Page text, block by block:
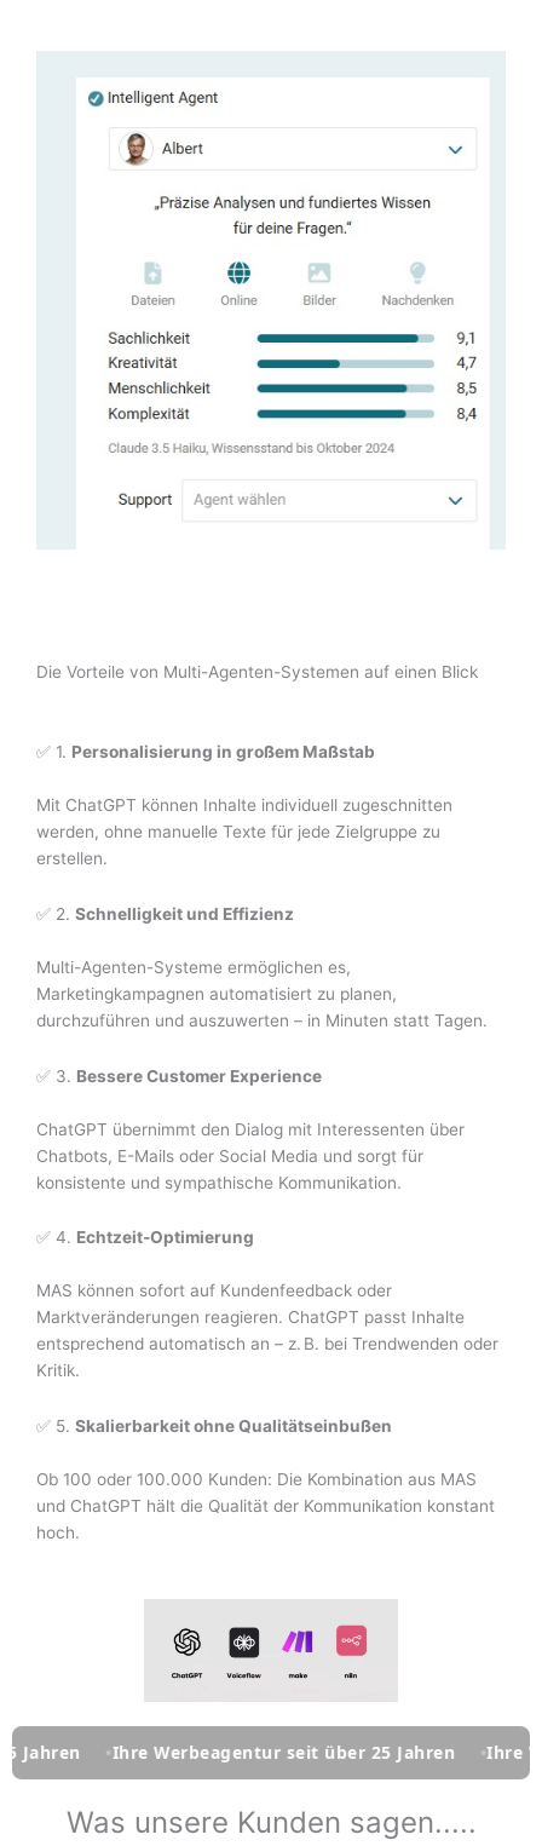
Die Vorteile von Multi-Agenten-Systemen auf einen Blick
✅ 1. Personalisierung in großem Maßstab
Mit ChatGPT können Inhalte individuell zugeschnitten
werden, ohne manuelle Texte für jede Zielgruppe zu
erstellen.
✅ 2. Schnelligkeit und Effizienz
Multi-Agenten-Systeme ermöglichen es,
Marketingkampagnen automatisiert zu planen,
durchzuführen und auszuwerten – in Minuten statt Tagen.
✅ 3. Bessere Customer Experience
ChatGPT übernimmt den Dialog mit Interessenten über
Chatbots, E-Mails oder Social Media und sorgt für
konsistente und sympathische Kommunikation.
✅ 4. Echtzeit-Optimierung
MAS können sofort auf Kundenfeedback oder
Marktveränderungen reagieren. ChatGPT passt Inhalte
entsprechend automatisch an – z. B. bei Trendwenden oder
Kritik.
✅ 5. Skalierbarkeit ohne Qualitätseinbußen
Ob 100 oder 100.000 Kunden: Die Kombination aus MAS
und ChatGPT hält die Qualität der Kommunikation konstant
hoch.
Ihre Werbeagentur seit über 25 Jahren Ihre
Was unsere Kunden sagen.....